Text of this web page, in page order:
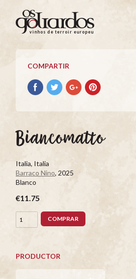
Os
Goliardos
Vinhos
Terroir
Europeus
vinhos de terroir europeus
COMPARTIR
Compartir
con
Compartir
con
Compartir
con
Compartir
con
Biancomatto
Italia, Italia
Barraco Nino, 2025
Blanco
€11.75
COMPRAR
PRODUCTOR